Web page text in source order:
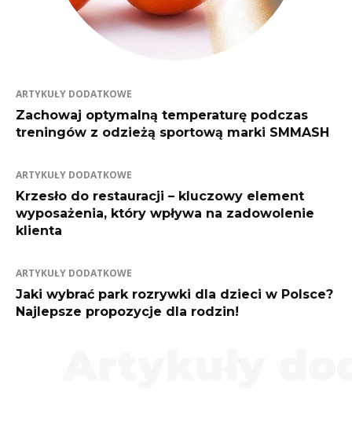
ARTYKUŁY DODATKOWE
Zachowaj optymalną temperaturę podczas
treningów z odzieżą sportową marki SMMASH
ARTYKUŁY DODATKOWE
Krzesło do restauracji – kluczowy element
wyposażenia, który wpływa na zadowolenie
klienta
ARTYKUŁY DODATKOWE
Jaki wybrać park rozrywki dla dzieci w Polsce?
Najlepsze propozycje dla rodzin!